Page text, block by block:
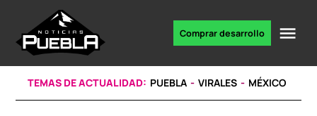
content
noticias
Comprar desarrollo
TEMAS DE ACTUALIDAD: PUEBLA VIRALES MÉXICO